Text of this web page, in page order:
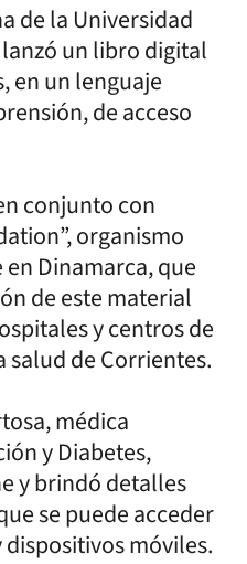
de la Universidad
un libro digital
en un lenguaje
de acceso
conjunto con
organismo
Dinamarca, que
de este material
y centros de
de Corrientes.
médica
y Diabetes,
y brindó detalles
se puede acceder
móviles.